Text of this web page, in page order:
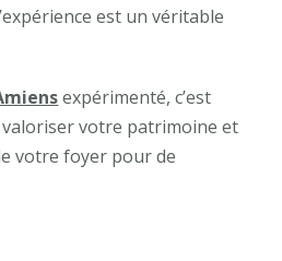
est un véritable
expérimenté, c’est
votre patrimoine et
votre foyer pour de